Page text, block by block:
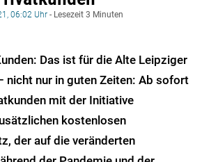
06:02 Uhr - Lesezeit 3 Minuten
Das ist für die Alte Leipziger
nicht nur in guten Zeiten: Ab sofort
mit der Initiative
kostenlosen
der auf die veränderten